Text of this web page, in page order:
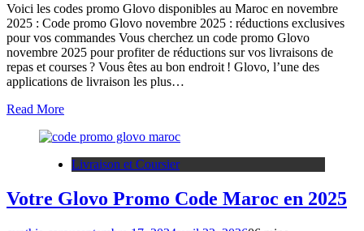
Voici les codes promo Glovo disponibles au Maroc en novembre
2025 : Code promo Glovo novembre 2025 : réductions exclusives
pour vos commandes Vous cherchez un code promo Glovo
novembre 2025 pour profiter de réductions sur vos livraisons de
repas et courses ? Vous êtes au bon endroit ! Glovo, l’une des
applications de livraison les plus…
Read More
Livraison et Coursier
Votre Glovo Promo Code Maroc en 2025